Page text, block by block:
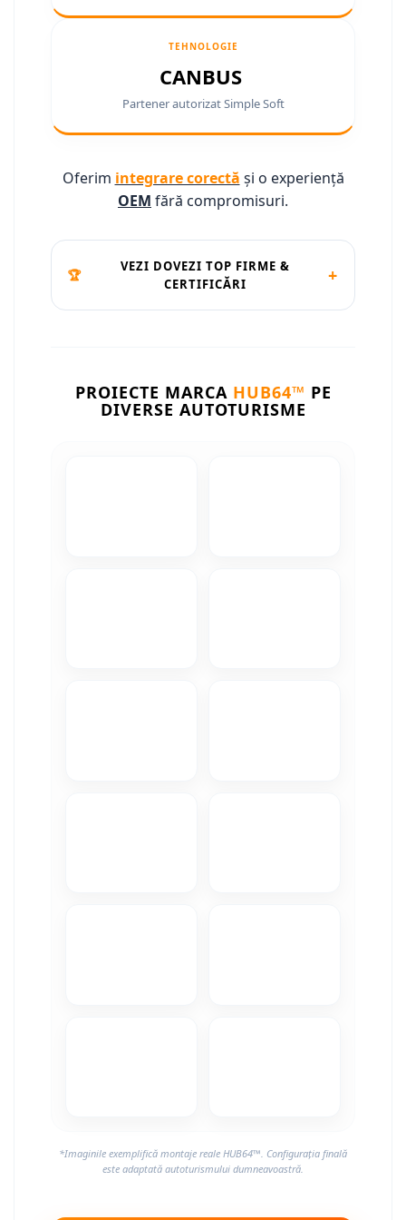
Conectică Ssangyong
TEHNOLOGIE
CANBUS
Partener autorizat Simple Soft
Oferim integrare corectă și o experiență
OEM fără compromisuri.
🏆
VEZI DOVEZI TOP FIRME &
CERTIFICĂRI
+
PROIECTE MARCA HUB64™ PE
DIVERSE AUTOTURISME
*Imaginile exemplifică montaje reale HUB64™. Configurația finală
este adaptată autoturismului dumneavoastră.